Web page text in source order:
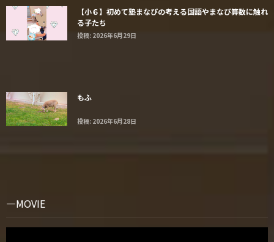
【小６】初めて塾まなびの考える国語やまなび算数に触れ
る子たち
投稿: 2026年6月29日
もふ
投稿: 2026年6月28日
MOVIE